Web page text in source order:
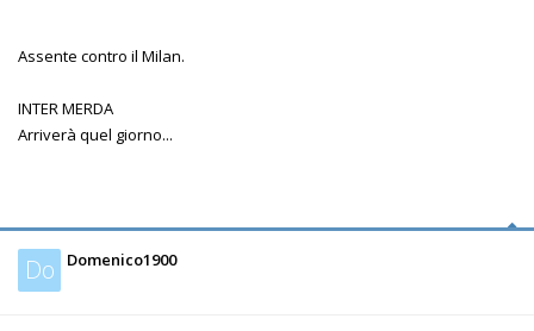
Assente contro il Milan.
INTER MERDA
Arriverà quel giorno...
Do Domenico1900